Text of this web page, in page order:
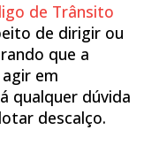
de Trânsito
de dirigir ou
que a
em
qualquer dúvida
descalço.